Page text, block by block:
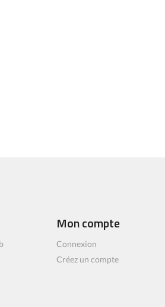
Mon compte
Connexion
Créez un compte